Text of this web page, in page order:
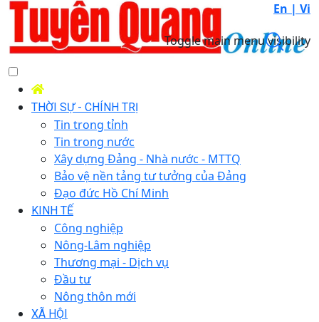
En | Vi
Toggle main menu visibility
THỜI SỰ - CHÍNH TRỊ
Tin trong tỉnh
Tin trong nước
Xây dựng Đảng - Nhà nước - MTTQ
Bảo vệ nền tảng tư tưởng của Đảng
Đạo đức Hồ Chí Minh
KINH TẾ
Công nghiệp
Nông-Lâm nghiệp
Thương mại - Dịch vụ
Đầu tư
Nông thôn mới
XÃ HỘI